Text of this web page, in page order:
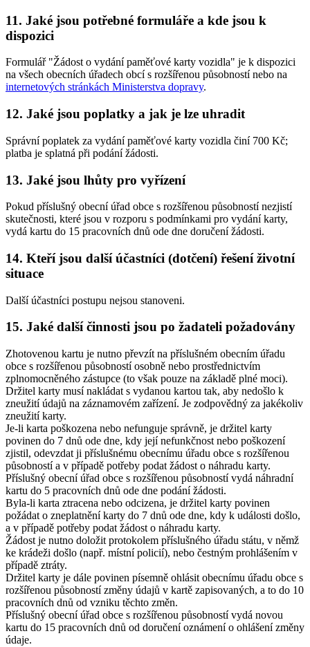
11. Jaké jsou potřebné formuláře a kde jsou k
dispozici
Formulář "Žádost o vydání paměťové karty vozidla" je k dispozici
na všech obecních úřadech obcí s rozšířenou působností nebo na
internetových stránkách Ministerstva dopravy.
12. Jaké jsou poplatky a jak je lze uhradit
Správní poplatek za vydání paměťové karty vozidla činí 700 Kč;
platba je splatná při podání žádosti.
13. Jaké jsou lhůty pro vyřízení
Pokud příslušný obecní úřad obce s rozšířenou působností nezjistí
skutečnosti, které jsou v rozporu s podmínkami pro vydání karty,
vydá kartu do 15 pracovních dnů ode dne doručení žádosti.
14. Kteří jsou další účastníci (dotčení) řešení životní
situace
Další účastníci postupu nejsou stanoveni.
15. Jaké další činnosti jsou po žadateli požadovány
Zhotovenou kartu je nutno převzít na příslušném obecním úřadu
obce s rozšířenou působností osobně nebo prostřednictvím
zplnomocněného zástupce (to však pouze na základě plné moci).
Držitel karty musí nakládat s vydanou kartou tak, aby nedošlo k
zneužití údajů na záznamovém zařízení. Je zodpovědný za jakékoliv
zneužití karty.
Je-li karta poškozena nebo nefunguje správně, je držitel karty
povinen do 7 dnů ode dne, kdy její nefunkčnost nebo poškození
zjistil, odevzdat ji příslušnému obecnímu úřadu obce s rozšířenou
působností a v případě potřeby podat žádost o náhradu karty.
Příslušný obecní úřad obce s rozšířenou působností vydá náhradní
kartu do 5 pracovních dnů ode dne podání žádosti.
Byla-li karta ztracena nebo odcizena, je držitel karty povinen
požádat o zneplatnění karty do 7 dnů ode dne, kdy k události došlo,
a v případě potřeby podat žádost o náhradu karty.
Žádost je nutno doložit protokolem příslušného úřadu státu, v němž
ke krádeži došlo (např. místní policií), nebo čestným prohlášením v
případě ztráty.
Držitel karty je dále povinen písemně ohlásit obecnímu úřadu obce s
rozšířenou působností změny údajů v kartě zapisovaných, a to do 10
pracovních dnů od vzniku těchto změn.
Příslušný obecní úřad obce s rozšířenou působností vydá novou
kartu do 15 pracovních dnů od doručení oznámení o ohlášení změny
údaje.